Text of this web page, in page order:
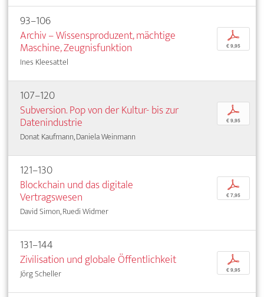
93–106
Archiv – Wissensproduzent, mächtige
Maschine, Zeugnisfunktion
Ines Kleesattel
p
€ 9,95
107–120
Subversion. Pop von der Kultur- bis zur
Datenindustrie
Donat Kaufmann, Daniela Weinmann
p
€ 9,95
121–130
Blockchain und das digitale
Vertragswesen
David Simon, Ruedi Widmer
p
€ 7,95
131–144
Zivilisation und globale Öffentlichkeit
Jörg Scheller
p
€ 9,95